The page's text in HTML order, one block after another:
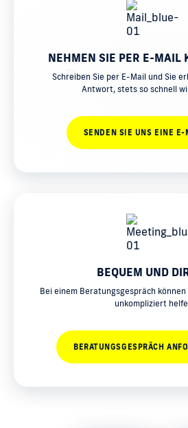
NEHMEN SIE PER E-MAIL
Schreiben Sie per E-Mail und Sie
Antwort, stets so schnell
SENDEN SIE UNS EINE E-
BEQUEM UND
Bei einem Beratungsgespräch
unkompliziert
BERATUNGSGESPRÄCH